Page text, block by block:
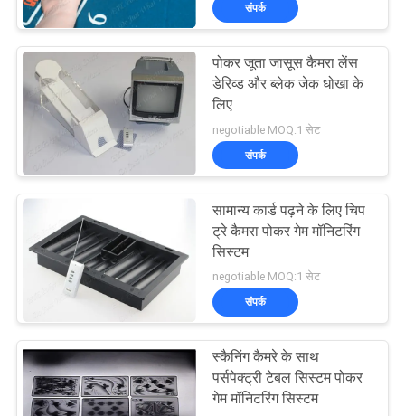
गुणवत्ता
नियंत्रण
हमसे
करें
एक
बोली
अनुरोध
साइटमैप
पोकर विश्लेषक
54
पोकर कैमरा
संपर्क
पोकर जूता जासूस कैमरा लेंस
डेरिव्ड और ब्लेक जेक धोखा के
लिए
negotiable MOQ:1 सेट
संपर्क
सामान्य कार्ड पढ़ने के लिए चिप
ट्रे कैमरा पोकर गेम मॉनिटरिंग
सिस्टम
negotiable MOQ:1 सेट
संपर्क
स्कैनिंग कैमरे के साथ
पर्सपेक्ट्री टेबल सिस्टम पोकर
गेम मॉनिटरिंग सिस्टम